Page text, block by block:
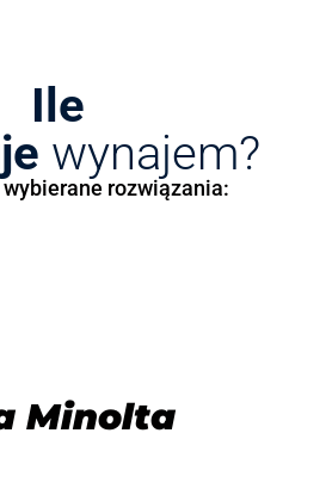
Ile
wynajem?
rozwiązania:
Minolta